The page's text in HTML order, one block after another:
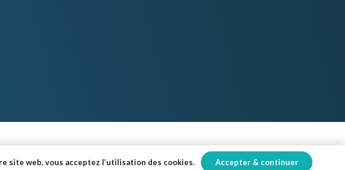
site web, vous acceptez l’utilisation des cookies.
Accepter & continuer